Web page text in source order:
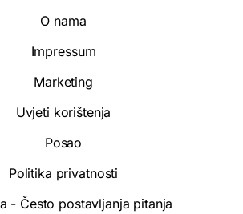
O nama
Impressum
Marketing
Uvjeti korištenja
Posao
Politika privatnosti
- Često postavljanja pitanja